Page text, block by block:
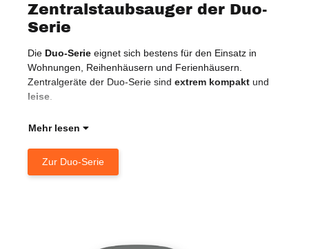
Zentralstaubsauger der Duo-
Serie
Die Duo-Serie eignet sich bestens für den Einsatz in
Wohnungen, Reihenhäusern und Ferienhäusern.
Zentralgeräte der Duo-Serie sind extrem kompakt und
leise
Mehr lesen
Zur Duo-Serie